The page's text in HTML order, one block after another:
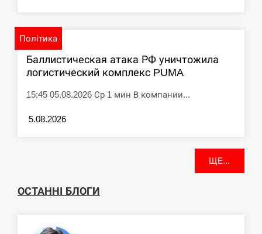
Політика
Баллистическая атака РФ уничтожила
логистический комплекс PUMA
15:45 05.08.2026 Ср 1 мин В компании...
5.08.2026
ЩЕ...
ОСТАННІ БЛОГИ